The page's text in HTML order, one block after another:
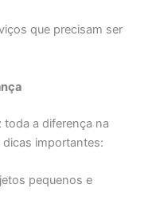
que precisam ser
a diferença na
importantes:
pequenos e